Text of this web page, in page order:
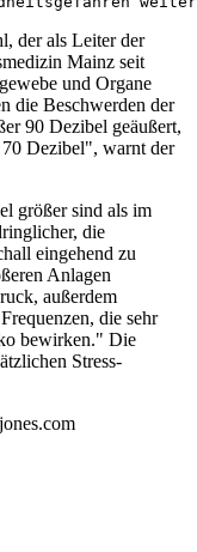
der als Leiter der
Mainz seit
und Organe
die Beschwerden der
90 Dezibel geäußert,
Dezibel", warnt der
größer sind als im
die
eingehend zu
Anlagen
außerdem
die sehr
bewirken." Die
Stress-